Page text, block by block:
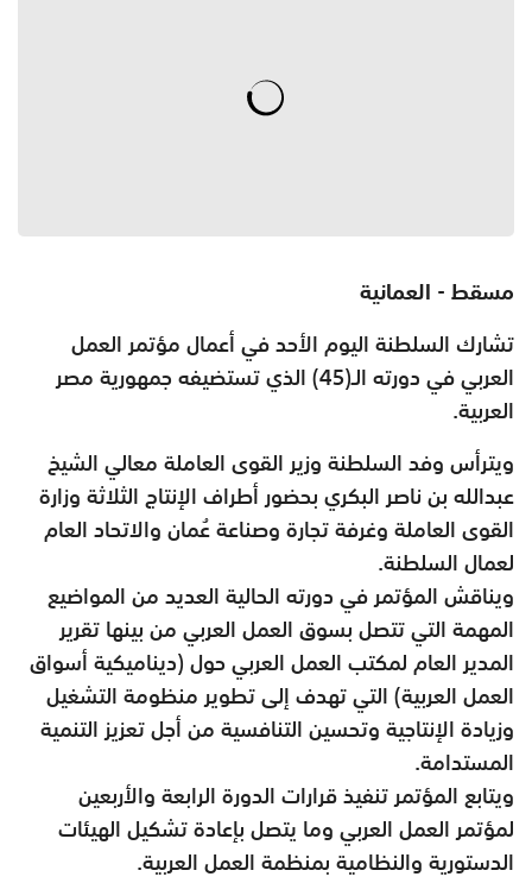
مسقط - العمانية
تشارك السلطنة اليوم الأحد في أعمال مؤتمر العمل
العربي في دورته الـ(45) الذي تستضيفه جمهورية مصر
العربية.
ويترأس وفد السلطنة وزير القوى العاملة معالي الشيخ
عبدالله بن ناصر البكري بحضور أطراف الإنتاج الثلاثة وزارة
القوى العاملة وغرفة تجارة وصناعة عُمان والاتحاد العام
لعمال السلطنة.
ويناقش المؤتمر في دورته الحالية العديد من المواضيع
المهمة التي تتصل بسوق العمل العربي من بينها تقرير
المدير العام لمكتب العمل العربي حول (ديناميكية أسواق
العمل العربية) التي تهدف إلى تطوير منظومة التشغيل
وزيادة الإنتاجية وتحسين التنافسية من أجل تعزيز التنمية
المستدامة.
ويتابع المؤتمر تنفيذ قرارات الدورة الرابعة والأربعين
لمؤتمر العمل العربي وما يتصل بإعادة تشكيل الهيئات
الدستورية والنظامية بمنظمة العمل العربية.